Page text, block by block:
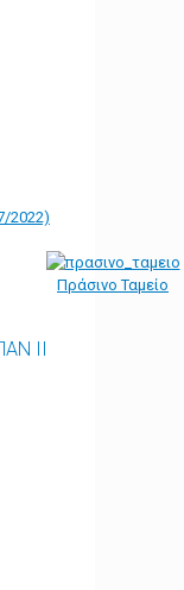
2022)
Πράσινο Ταμείο
ΙΙ